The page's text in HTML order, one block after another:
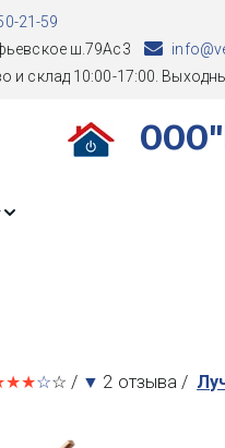
21-59
ш.79Ас3
и склад 10:00-17:00.
☆☆ / ▼ 2 отзыва /